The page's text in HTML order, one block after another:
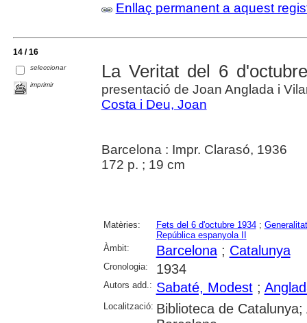
Enllaç permanent a aquest
14 / 16
seleccionar
imprimir
La Veritat del 6
presentació de Joan Anglada i
Costa i Deu, Joan
Barcelona : Impr. Clarasó, 1936
172 p. ; 19 cm
Matèries: Fets del 6 d'octubre 1934;
República espanyola II
Àmbit:
Barcelona; Catalunya
Cronologia: 1934
Autors add.: Sabaté, Modest;
Localització: Biblioteca de